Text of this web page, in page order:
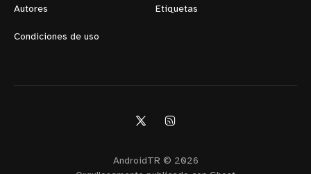
Autores Etiquetas
Condiciones de uso
AndroidTR © 2026